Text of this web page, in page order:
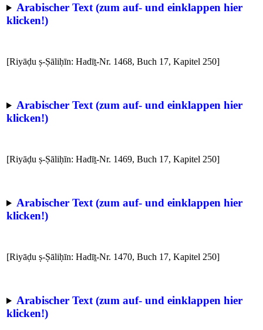
Arabischer Text (zum auf- und einklappen hier
klicken!)
[Riyāḍu ṣ-Ṣāliḥīn: Hadīṯ-Nr. 1468, Buch 17, Kapitel 250]
Arabischer Text (zum auf- und einklappen hier
klicken!)
[Riyāḍu ṣ-Ṣāliḥīn: Hadīṯ-Nr. 1469, Buch 17, Kapitel 250]
Arabischer Text (zum auf- und einklappen hier
klicken!)
[Riyāḍu ṣ-Ṣāliḥīn: Hadīṯ-Nr. 1470, Buch 17, Kapitel 250]
Arabischer Text (zum auf- und einklappen hier
klicken!)